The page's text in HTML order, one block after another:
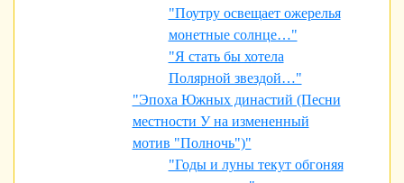
"Поутру освещает ожерелья
монетные солнце…"
"Я стать бы хотела
Полярной звездой…"
"Эпоха Южных династий (Песни
местности У на измененный
мотив "Полночь")"
"Годы и луны текут обгоняя